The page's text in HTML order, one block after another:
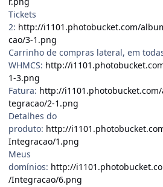
Tickets
2: http://i1101.photobucket.com/
cao/3-1.png
Carrinho de compras lateral, em
WHMCS: http://
1-3.png
Fatura: http://
tegracao/2-1.png
Detalhes do
produto: http://
Integracao/1.png
Meus
domínios: http://
/Integracao/6.png